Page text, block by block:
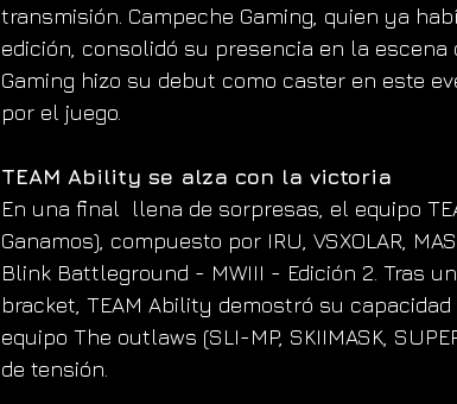
transmisión. Campeche Gaming, quien ya
edición, consolidó su presencia en la
Gaming hizo su debut como caster en este
por el juego.
TEAM Ability se alza con la victoria
En una final  llena de sorpresas, el equipo
Ganamos), compuesto por IRU, VSXOLAR,
Blink Battleground - MWIII - Edición 2. Tras
bracket, TEAM Ability demostró su
equipo The outlaws (SLI-MP, SKIIMASK,
de tensión.